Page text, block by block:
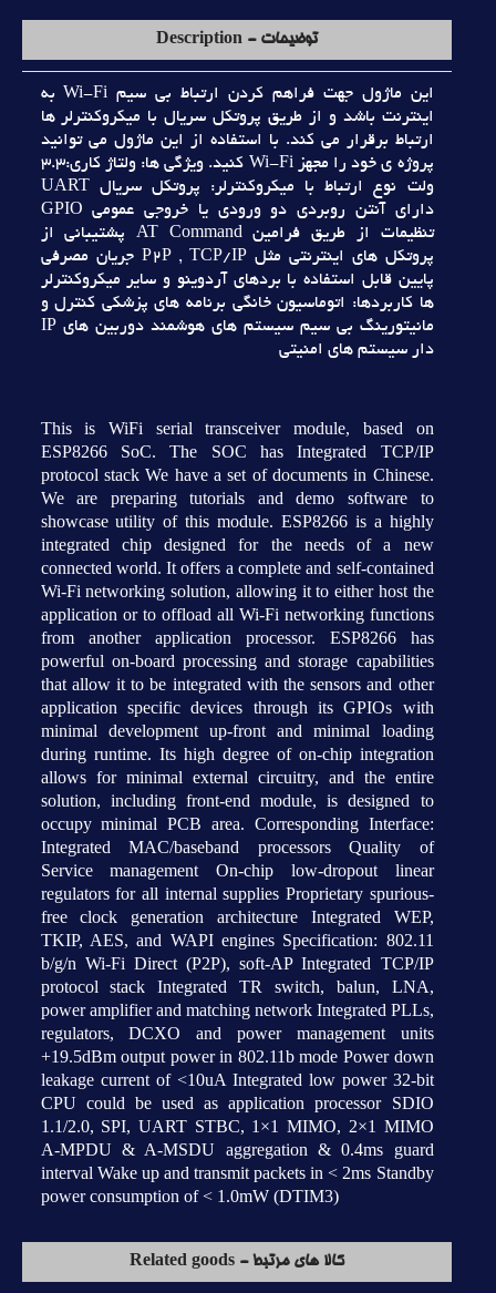
توضیحات - Description
اين ماژول جهت فراهم کردن ارتباط بي سيم Wi-Fi به
اينترنت باشد و از طريق پروتکل سريال با ميکروکنترلر ها
ارتباط برقرار مي کند. با استفاده از اين ماژول مي توانيد
پروژه ي خود را مجهز Wi-Fi کنيد. ويژگي ها: ولتاژ کاري:3.3
ولت نوع ارتباط با ميکروکنترلر: پروتکل سريال UART
داراي آنتن روبردي دو ورودي يا خروجي عمومي GPIO
تنظيمات از طريق فرامين AT Command پشتيباني از
پروتکل هاي اينترنتي مثل P2P , TCP/IP جريان مصرفي
پايين قابل استفاده با بردهاي آردوينو و ساير ميکروکنترلر
ها کاربردها: اتوماسيون خانگي برنامه هاي پزشکي کنترل و
مانيتورينگ بي سيم سيستم هاي هوشمند دوربين هاي IP
دار سيستم هاي امنيتي
This is WiFi serial transceiver module, based on
ESP8266 SoC. The SOC has Integrated TCP/IP
protocol stack We have a set of documents in Chinese.
We are preparing tutorials and demo software to
showcase utility of this module. ESP8266 is a highly
integrated chip designed for the needs of a new
connected world. It offers a complete and self-contained
Wi-Fi networking solution, allowing it to either host the
application or to offload all Wi-Fi networking functions
from another application processor. ESP8266 has
powerful on-board processing and storage capabilities
that allow it to be integrated with the sensors and other
application specific devices through its GPIOs with
minimal development up-front and minimal loading
during runtime. Its high degree of on-chip integration
allows for minimal external circuitry, and the entire
solution, including front-end module, is designed to
occupy minimal PCB area. Corresponding Interface:
Integrated MAC/baseband processors Quality of
Service management On-chip low-dropout linear
regulators for all internal supplies Proprietary spurious-
free clock generation architecture Integrated WEP,
TKIP, AES, and WAPI engines Specification: 802.11
b/g/n Wi-Fi Direct (P2P), soft-AP Integrated TCP/IP
protocol stack Integrated TR switch, balun, LNA,
power amplifier and matching network Integrated PLLs,
regulators, DCXO and power management units
+19.5dBm output power in 802.11b mode Power down
leakage current of <10uA Integrated low power 32-bit
CPU could be used as application processor SDIO
1.1/2.0, SPI, UART STBC, 1×1 MIMO, 2×1 MIMO
A-MPDU & A-MSDU aggregation & 0.4ms guard
interval Wake up and transmit packets in < 2ms Standby
power consumption of < 1.0mW (DTIM3)
کالا های مرتبط - Related goods